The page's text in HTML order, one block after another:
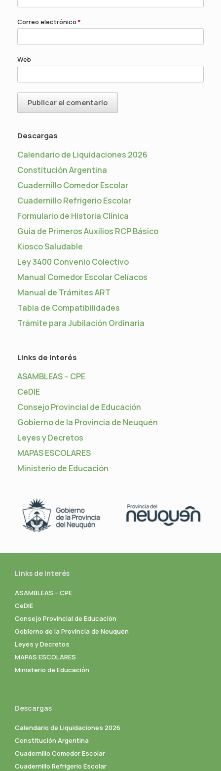
Correo electrónico *
Web
Descargas
Calendario de Liquidaciones 2026
Constitución Argentina
Cuadernillo Comedor Escolar
Cuadernillo Refrigerio Escolar
Formulario de Historia Clínica
Guia de Primeros Auxilios RCP Básico
Kiosco Saludable
Ley 3400 Convenio Colectivo
Manual Comedor Escolar Celíacos
Manual de Trámites ART
Tabla de Compatibilidades
Trámite para Jubilación Ordinaria
Links de interés
ASAMBLEAS – CPE
CeDIE
Consejo Provincial de Educación
Gobierno de la Provincia de Neuquén
Leyes y Decretos
MAPAS ESCOLARES
Ministerio de Educación
Links de interés
ASAMBLEAS – CPE
CeDIE
Consejo Provincial de Educación
Gobierno de la Provincia de Neuquén
Leyes y Decretos
MAPAS ESCOLARES
Ministerio de Educación
Descargas
Calendario de Liquidaciones 2026
Constitución Argentina
Cuadernillo Comedor Escolar
Cuadernillo Refrigerio Escolar